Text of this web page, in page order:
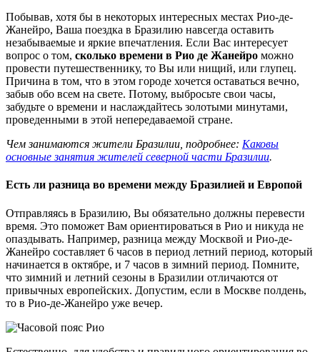
Побывав, хотя бы в некоторых интересных местах Рио-де-
Жанейро, Ваша поездка в Бразилию навсегда оставить
незабываемые и яркие впечатления. Если Вас интересует
вопрос о том, сколько времени в Рио де Жанейро можно
провести путешественнику, то Вы или нищий, или глупец.
Причина в том, что в этом городе хочется оставаться вечно,
забыв обо всем на свете. Потому, выбросьте свои часы,
забудьте о времени и наслаждайтесь золотыми минутами,
проведенными в этой непередаваемой стране.
Чем занимаются жители Бразилии, подробнее: Каковы
основные занятия жителей северной части Бразилии.
Есть ли разница во времени между Бразилией и Европой
Отправляясь в Бразилию, Вы обязательно должны перевести
время. Это поможет Вам ориентироваться в Рио и никуда не
опаздывать. Например, разница между Москвой и Рио-де-
Жанейро составляет 6 часов в период летний период, который
начинается в октябре, и 7 часов в зимний период. Помните,
что зимний и летний сезоны в Бразилии отличаются от
привычных европейских. Допустим, если в Москве полдень,
то в Рио-де-Жанейро уже вечер.